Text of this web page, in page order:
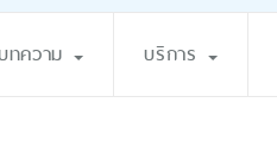
ทความ บริการ